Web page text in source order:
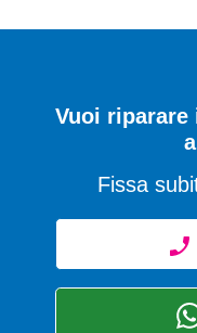
Vuoi
Fissa